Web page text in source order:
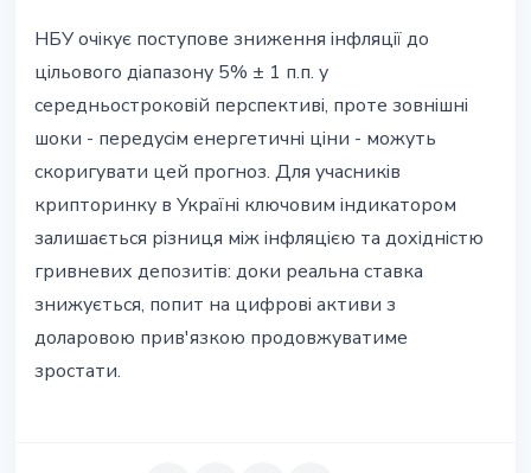
НБУ очікує поступове зниження інфляції до
цільового діапазону 5% ± 1 п.п. у
середньостроковій перспективі, проте зовнішні
шоки - передусім енергетичні ціни - можуть
скоригувати цей прогноз. Для учасників
крипторинку в Україні ключовим індикатором
залишається різниця між інфляцією та дохідністю
гривневих депозитів: доки реальна ставка
знижується, попит на цифрові активи з
доларовою прив'язкою продовжуватиме
зростати.